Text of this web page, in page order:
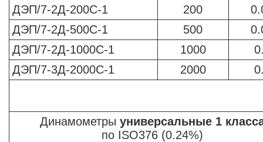
ДЭП/7-2Д-200С-1
200
ДЭП/7-2Д-500С-1
500
ДЭП/7-2Д-1000С-1
1000
ДЭП/7-3Д-2000С-1
2000
Динамометрыуниверсальные 1
по ISO376 (0.24%)